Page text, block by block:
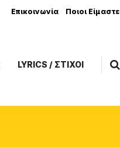
Επικοινωνία Ποιοι Είμαστε
LYRICS / ΣΤΙΧΟΙ